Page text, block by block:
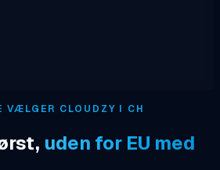
VÆLGER CLOUDZY I CH
uden for EU med